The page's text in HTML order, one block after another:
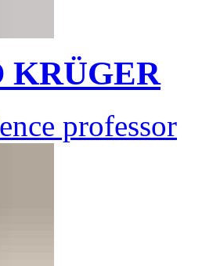
KRÜGER
professor